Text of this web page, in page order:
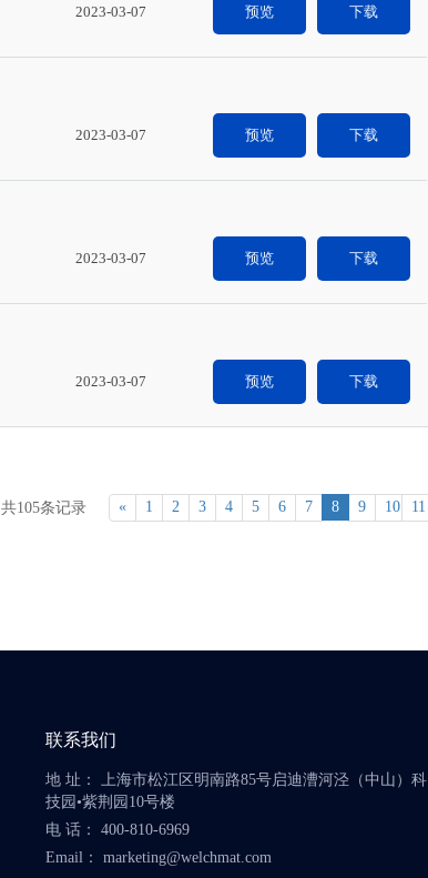
下载
预览
2023-03-07
下载
预览
2023-03-07
下载
预览
2023-03-07
下载
预览
2023-03-07
共105条记录 « 1 2 3 4 5 6 7 8 9 10 11
联系我们
地 址： 上海市松江区明南路85号启迪漕河泾（中山）科
技园•紫荆园10号楼
电 话： 400-810-6969
Email： marketing@welchmat.com